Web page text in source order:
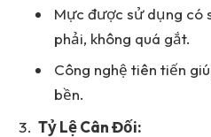
Mực được sử dụng có
phải, không quá gắt.
Công nghệ tiên tiến
bền.
Tỷ Lệ Cân Đối: